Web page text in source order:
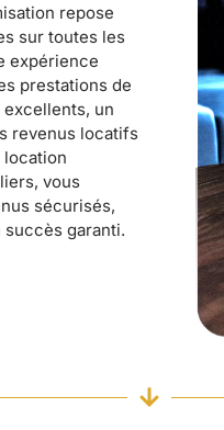
repose
sur toutes les
expérience
prestations de
un
revenus locatifs
location
vous
sécurisés,
garanti.